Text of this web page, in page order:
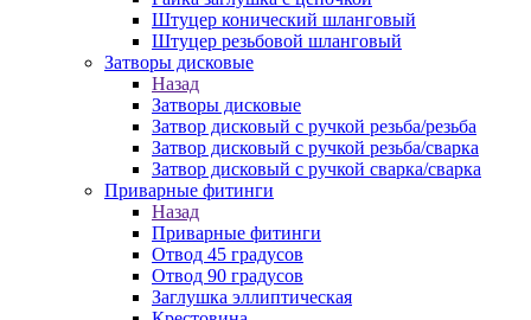
Штуцер конический шланговый
Штуцер резьбовой шланговый
Затворы дисковые
Назад
Затворы дисковые
Затвор дисковый с ручкой резьба/резьба
Затвор дисковый с ручкой резьба/сварка
Затвор дисковый с ручкой сварка/сварка
Приварные фитинги
Назад
Приварные фитинги
Отвод 45 градусов
Отвод 90 градусов
Заглушка эллиптическая